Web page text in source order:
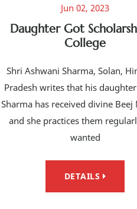
Jun 02, 2023
Daughter Got
College
Shri Ashwani Sharma, Solan,
Pradesh writes that his daughter
Sharma has received divine Beej
and she practices them
wanted
DETAILS